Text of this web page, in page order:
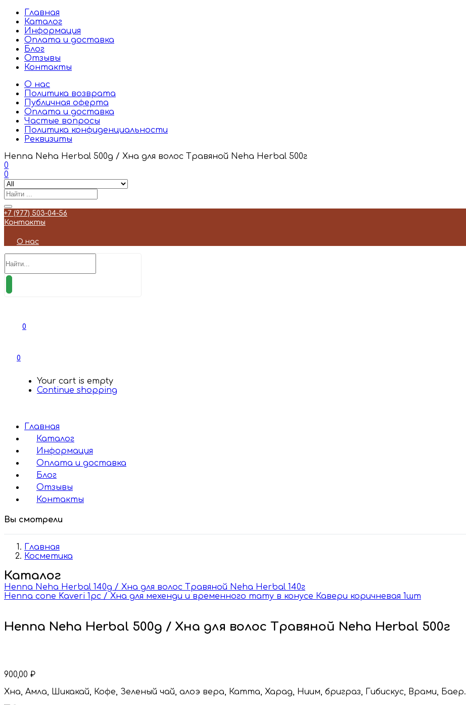
Главная
Каталог
Информация
Оплата и доставка
Блог
Отзывы
Контакты
О нас
Политика возврата
Публичная оферта
Оплата и доставка
Частые вопросы
Политика конфиденциальности
Реквизиты
Henna Neha Herbal 500g / Хна для волос Травяной Neha Herbal 500г
0
0
+7 (977) 503-04-56
Контакты
О нас
0
0
Your cart is empty
Continue shopping
Главная
Каталог
Информация
Оплата и доставка
Блог
Отзывы
Контакты
Вы смотрели
Главная
Косметика
Каталог
Henna Neha Herbal 140g / Хна для волос Травяной Neha Herbal 140г
Henna cone Kaveri 1pc / Хна для мехенди и временного тату в конусе Кавери коричневая 1шт
Henna Neha Herbal 500g / Хна для волос Травяной Neha Herbal 500г
900,00 ₽
Хна, Амла, Шикакай, Кофе, Зеленый чай, алоэ вера, Катта, Харад, Ниим, бриграз, Гибискус, Врами, Баер.